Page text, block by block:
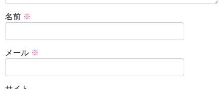
名前 ※
メール ※